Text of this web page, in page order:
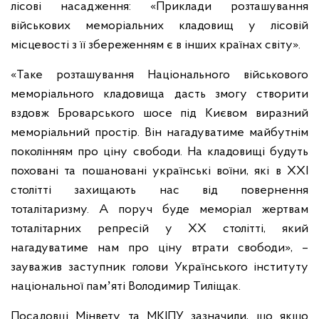
лісові насадження: «Приклади розташування
військових меморіальних кладовищ у лісовій
місцевості з її збереженням є в інших країнах світу».
«Таке розташування Національного військового
меморіального кладовища дасть змогу створити
вздовж Броварського шосе під Києвом виразний
меморіальний простір. Він нагадуватиме майбутнім
поколінням про ціну свободи. На кладовищі будуть
поховані та пошановані українські воїни, які в XXI
столітті захищають нас від повернення
тоталітаризму. А поруч буде меморіал жертвам
тоталітарних репресій у XX столітті, який
нагадуватиме нам про ціну втрати свободи», –
зауважив заступник голови Українського інституту
національної памʼяті Володимир Тиліщак.